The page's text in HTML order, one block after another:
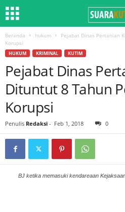
Beranda hukum
Pejabat Dinas Pertanian
Korupsi
HUKUM KRIMINAL KUTIM
Pejabat Dinas
Dituntut 8 Tahun
Korupsi
Penulis Redaksi - Feb 1, 2018 0
BJ ketika memasuki kendareaan